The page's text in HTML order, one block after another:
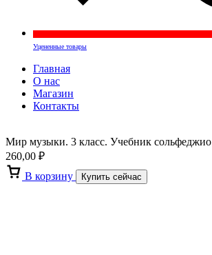
Уцененные товары
Главная
О нас
Магазин
Контакты
Мир музыки. 3 класс. Учебник сольфеджио
260,00 ₽
В корзину
Купить сейчас